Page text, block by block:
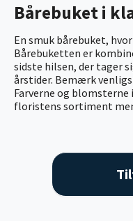
Bårebuket i
En smuk bårebuket,
Bårebuketten er
sidste hilsen, der tager
årstider. Bemærk
Farverne og
floristens sortiment